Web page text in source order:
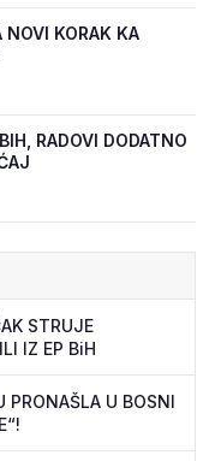
NOVI KORAK KA
RADOVI DODATNO
STRUJE
IZ EP BiH
PRONAŠLA U BOSNI